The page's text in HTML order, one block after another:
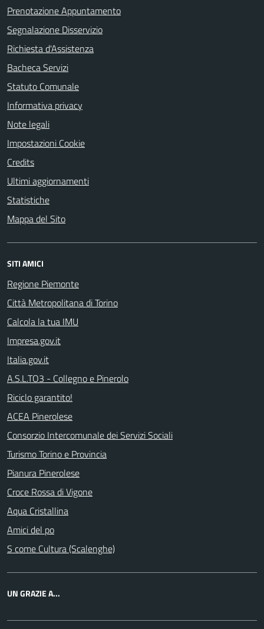
Prenotazione Appuntamento
Segnalazione Disservizio
Richiesta d'Assistenza
Bacheca Servizi
Statuto Comunale
Informativa privacy
Note legali
Impostazioni Cookie
Credits
Ultimi aggiornamenti
Statistiche
Mappa del Sito
SITI AMICI
Regione Piemonte
Città Metropolitana di Torino
Calcola la tua IMU
Impresa.gov.it
Italia.gov.it
A.S.L.TO3 - Collegno e Pinerolo
Riciclo garantito!
ACEA Pinerolese
Consorzio Intercomunale dei Servizi Sociali
Turismo Torino e Provincia
Pianura Pinerolese
Croce Rossa di Vigone
Aqua Cristallina
Amici del po
S come Cultura (Scalenghe)
UN GRAZIE A...